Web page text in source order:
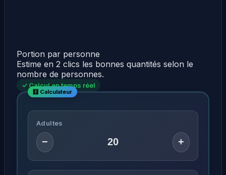
Portion par personne
Estime en 2 clics les bonnes quantités selon le
nombre de personnes.
✓ Calcul en temps réel
Adultes
− +